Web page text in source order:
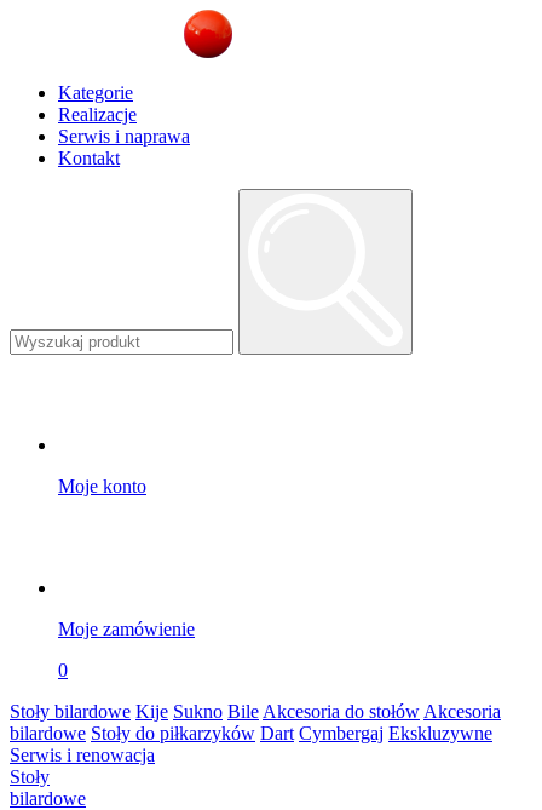
Kategorie
Realizacje
Serwis i naprawa
Kontakt
Moje konto
Moje zamówienie
0
Stoły bilardowe Kije Sukno Bile Akcesoria do stołów Akcesoria
bilardowe Stoły do piłkarzyków Dart Cymbergaj Ekskluzywne
Serwis i renowacja
Stoły
bilardowe